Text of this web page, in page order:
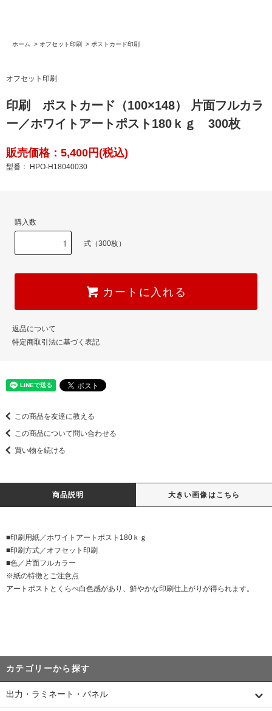
ホーム > オフセット印刷 > ポストカード印刷
オフセット印刷
印刷 ポストカード（100×148） 片面フルカラ
ー／ホワイトアートポスト180ｋｇ 300枚
販売価格：5,400円(税込)
型番： HPO-H18040030
購入数
式（300枚）
カートに入れる
返品について
特定商取引法に基づく表記
この商品を友達に教える
この商品について問い合わせる
買い物を続ける
商品説明 大きい画像はこちら
■印刷用紙／ホワイトアートポスト180ｋｇ
■印刷方式／オフセット印刷
■色／片面フルカラー
※紙の特徴とご注意点
アートポストとくらべ白色感があり、鮮やかな印刷仕上がりが得られます。
カテゴリーから探す
出力・ラミネート・パネル